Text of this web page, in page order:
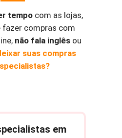
tempo com as lojas,
compras com
não fala inglês ou
suas compras
em